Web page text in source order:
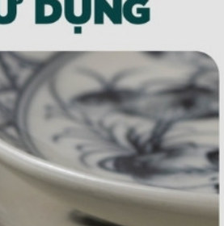
BBD-44
hợp giữa sắc men kem sáng
gian bếp nhà bạn một vẻ đẹp